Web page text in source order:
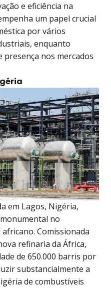
e eficiência na
um papel crucial
por vários
enquanto
nos mercados
em Lagos, Nigéria,
no
Comissionada
refinaria da África,
de 650.000 barris por
substancialmente a
de combustíveis